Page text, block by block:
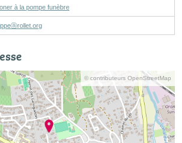
à la pompe funèbre
© contributeurs OpenStreetMap